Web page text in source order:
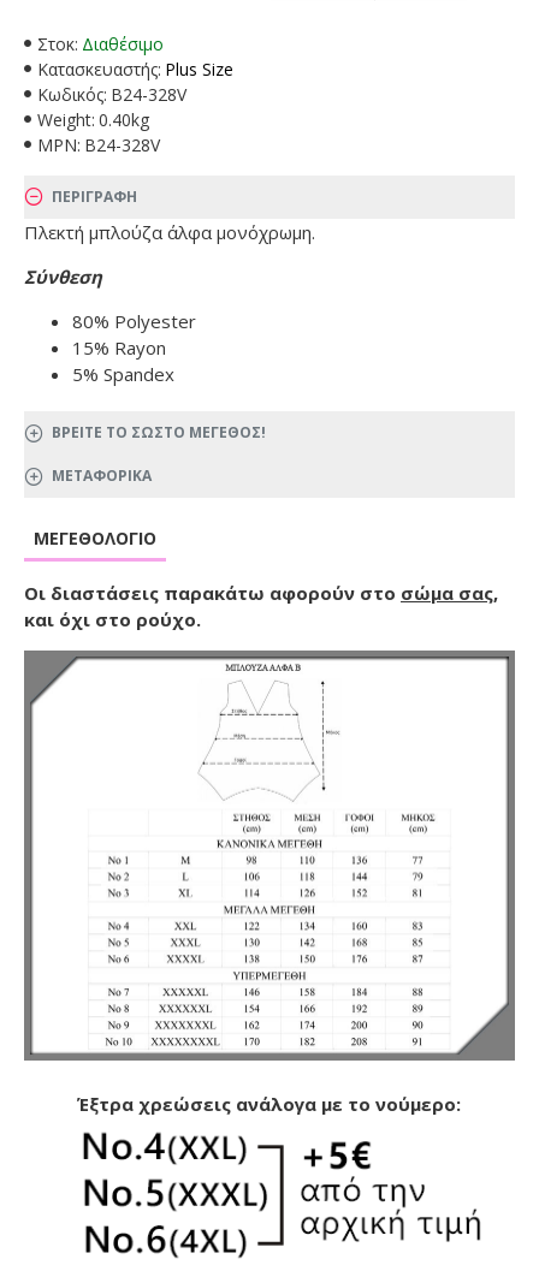
Στοκ: Διαθέσιμο
Κατασκευαστής: Plus Size
Κωδικός: B24-328V
Weight: 0.40kg
MPN: B24-328V
ΠΕΡΙΓΡΑΦΗ
Πλεκτή μπλούζα άλφα μονόχρωμη.
Σύνθεση
80% Polyester
15% Rayon
5% Spandex
ΒΡΕΙΤΕ ΤΟ ΣΩΣΤΟ ΜΕΓΕΘΟΣ!
ΜΕΤΑΦΟΡΙΚΑ
ΜΕΓΕΘΟΛΌΓΙΟ
Οι διαστάσεις παρακάτω αφορούν στο σώμα σας,
και όχι στο ρούχο.
Έξτρα χρεώσεις ανάλογα με το νούμερο: